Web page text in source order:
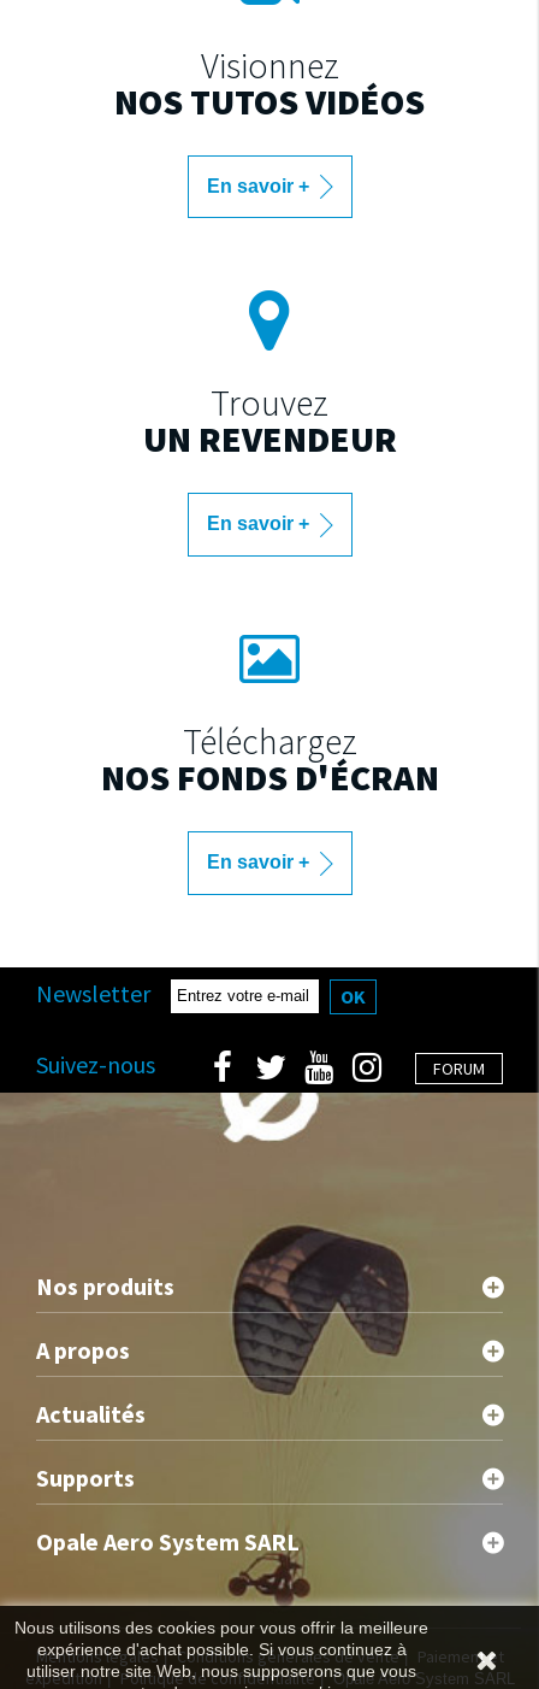
Visionnez
NOS TUTOS VIDÉOS
En savoir +
Trouvez
UN REVENDEUR
En savoir +
Téléchargez
NOS FONDS D'ÉCRAN
En savoir +
Newsletter OK
FORUM
Suivez-nous
Nos produits
A propos
Actualités
Supports
Opale Aero System SARL
Nous utilisons des cookies pour vous offrir la meilleure
expérience d'achat possible. Si vous continuez à
utiliser notre site Web, nous supposerons que vous
Mentions légales|Conditions générales de vente| Paiement et
expédition|Politique de confidentialité| Opale Aero System SARL